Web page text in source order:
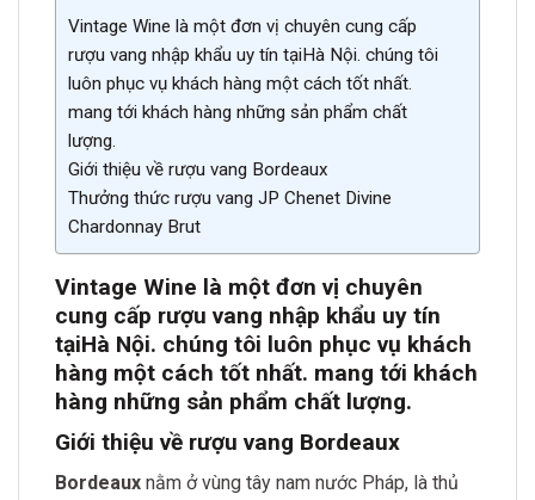
Vintage Wine là một đơn vị chuyên cung cấp
rượu vang nhập khẩu uy tín tạiHà Nội. chúng tôi
luôn phục vụ khách hàng một cách tốt nhất.
mang tới khách hàng những sản phẩm chất
lượng.
Giới thiệu về rượu vang Bordeaux
Thưởng thức rượu vang JP Chenet Divine
Chardonnay Brut
Vintage Wine là một đơn vị chuyên
cung cấp rượu vang nhập khẩu uy tín
tạiHà Nội. chúng tôi luôn phục vụ khách
hàng một cách tốt nhất. mang tới khách
hàng những sản phẩm chất lượng.
Giới thiệu về rượu vang Bordeaux
Bordeaux nằm ở vùng tây nam nước Pháp, là thủ